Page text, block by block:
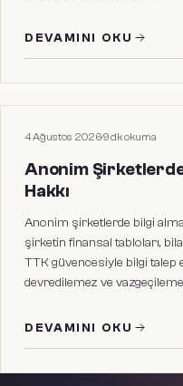
DEVAMINI OKU
HUKUKI MAKALELER
4 Ağustos 2026·9dk okuma
Anonim
Hakkı
Anonim şirketlerde bilgi
şirketin finansal tabloları,
TTK güvencesiyle bilgi talep
devredilemez ve
DEVAMINI OKU